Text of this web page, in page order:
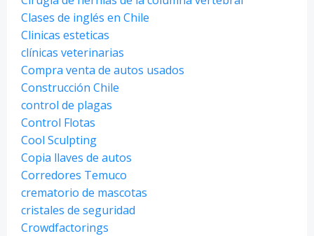
Clases de inglés en Chile
Clinicas esteticas
clínicas veterinarias
Compra venta de autos usados
Construcción Chile
control de plagas
Control Flotas
Cool Sculpting
Copia llaves de autos
Corredores Temuco
crematorio de mascotas
cristales de seguridad
Crowdfactorings